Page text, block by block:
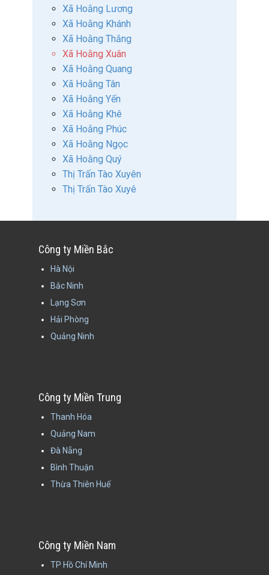
Xã Hoằng Lương
Xã Hoằng Khánh
Xã Hoằng Thắng
Xã Hoằng Xuân
Xã Hoằng Quang
Xã Hoằng Tân
Xã Hoằng Yến
Xã Hoằng Khê
Xã Hoằng Phúc
Xã Hoằng Ngọc
Xã Hoằng Quý
Thị Trấn Tào Xuyên
Thị Trấn Tào Xuyê
Công ty Miền Bắc
Hà Nội
Bắc Ninh
Lạng Sơn
Hải Phòng
Quảng Ninh
Công ty Miền Trung
Thanh Hóa
Quảng Nam
Đà Nẵng
Bình Thuận
Thừa Thiên Huế
Công ty Miền Nam
TP Hồ Chí Minh